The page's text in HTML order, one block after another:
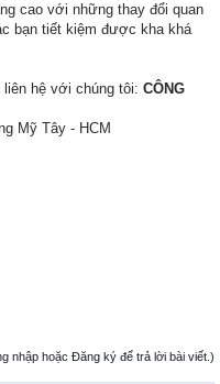
cao với những thay đổi quan
bạn tiết kiệm được kha khá
hệ với chúng tôi: CÔNG
Mỹ Tây - HCM
nhập hoặc Đăng ký để trả lời bài viết.)